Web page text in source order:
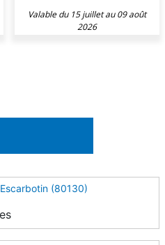
Valable du 15 juillet au 09 août
2026
(80130)